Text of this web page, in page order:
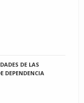
DE LAS
DEPENDENCIA